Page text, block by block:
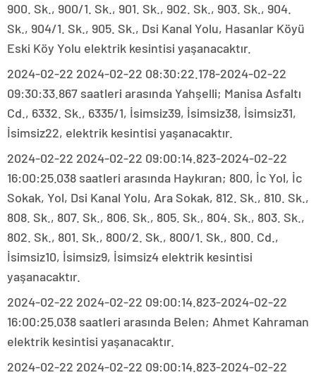
900. Sk., 900/1. Sk., 901. Sk., 902. Sk., 903. Sk., 904.
Sk., 904/1. Sk., 905. Sk., Dsi Kanal Yolu, Hasanlar Köyü
Eski Köy Yolu elektrik kesintisi yaşanacaktır.
2024-02-22 2024-02-22 08:30:22.178-2024-02-22
09:30:33.867 saatleri arasında Yahşelli; Manisa Asfaltı
Cd., 6332. Sk., 6335/1, İsimsiz39, İsimsiz38, İsimsiz31,
İsimsiz22, elektrik kesintisi yaşanacaktır.
2024-02-22 2024-02-22 09:00:14.823-2024-02-22
16:00:25.038 saatleri arasında Haykıran; 800, İc Yol, İc
Sokak, Yol, Dsi Kanal Yolu, Ara Sokak, 812. Sk., 810. Sk.,
808. Sk., 807. Sk., 806. Sk., 805. Sk., 804. Sk., 803. Sk.,
802. Sk., 801. Sk., 800/2. Sk., 800/1. Sk., 800. Cd.,
İsimsiz10, İsimsiz9, İsimsiz4 elektrik kesintisi
yaşanacaktır.
2024-02-22 2024-02-22 09:00:14.823-2024-02-22
16:00:25.038 saatleri arasında Belen; Ahmet Kahraman
elektrik kesintisi yaşanacaktır.
2024-02-22 2024-02-22 09:00:14.823-2024-02-22